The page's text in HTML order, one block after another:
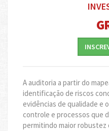
A auditoria a partir do
identificação de riscos
evidências de qualidade e
controle e processos que
permitindo maior robustez